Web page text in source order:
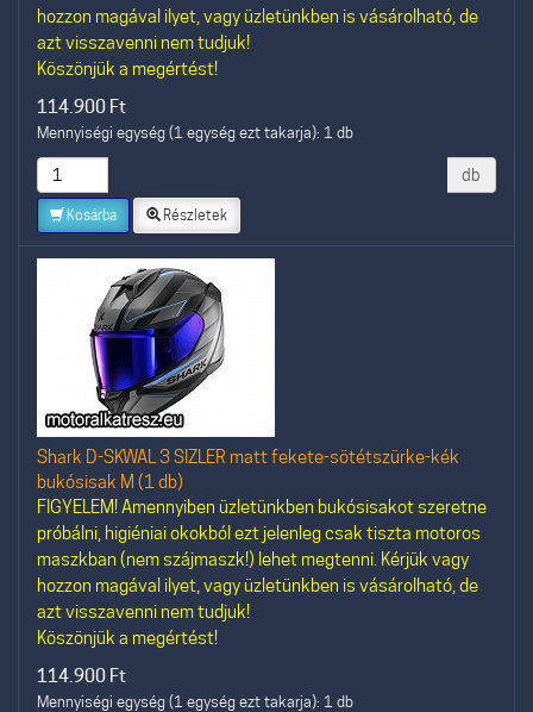
hozzon magával ilyet, vagy üzletünkben is vásárolható, de
azt visszavenni nem tudjuk!
Köszönjük a megértést!
114.900 Ft
Mennyiségi egység (1 egység ezt takarja): 1 db
db
Kosárba Részletek
Shark D-SKWAL 3 SIZLER matt fekete-sötétszürke-kék
bukósisak M (1 db)
FIGYELEM! Amennyiben üzletünkben bukósisakot szeretne
próbálni, higiéniai okokból ezt jelenleg csak tiszta motoros
maszkban (nem szájmaszk!) lehet megtenni. Kérjük vagy
hozzon magával ilyet, vagy üzletünkben is vásárolható, de
azt visszavenni nem tudjuk!
Köszönjük a megértést!
114.900 Ft
Mennyiségi egység (1 egység ezt takarja): 1 db